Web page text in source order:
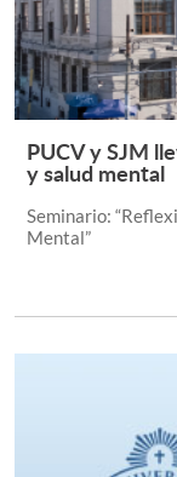
PUCV y SJM
y salud mental
Seminario:
Mental”